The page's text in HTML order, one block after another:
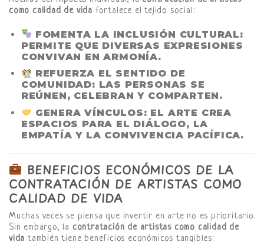
como calidad de vida fortalece el tejido social:
FOMENTA LA INCLUSIÓN CULTURAL:
PERMITE QUE DIVERSAS EXPRESIONES
CONVIVAN EN ARMONÍA.
REFUERZA EL SENTIDO DE
COMUNIDAD: LAS PERSONAS SE
REÚNEN, CELEBRAN Y COMPARTEN.
GENERA VÍNCULOS: EL ARTE CREA
ESPACIOS PARA EL DIÁLOGO, LA
EMPATÍA Y LA CONVIVENCIA PACÍFICA.
BENEFICIOS ECONÓMICOS DE LA
CONTRATACIÓN DE ARTISTAS COMO
CALIDAD DE VIDA
Muchas veces se piensa que invertir en arte no es prioritario.
Sin embargo, la contratación de artistas como calidad de
vida también tiene beneficios económicos tangibles: